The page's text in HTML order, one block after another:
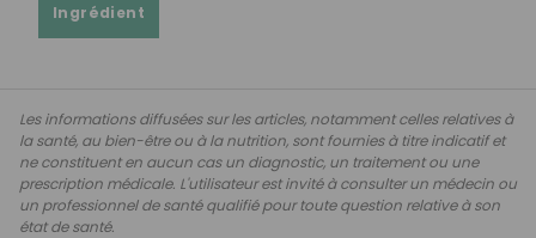
Ingrédient
Les informations diffusées sur les articles, notamment celles relatives à
la santé, au bien-être ou à la nutrition, sont fournies à titre indicatif et
ne constituent en aucun cas un diagnostic, un traitement ou une
prescription médicale. L'utilisateur est invité à consulter un médecin ou
un professionnel de santé qualifié pour toute question relative à son
état de santé.